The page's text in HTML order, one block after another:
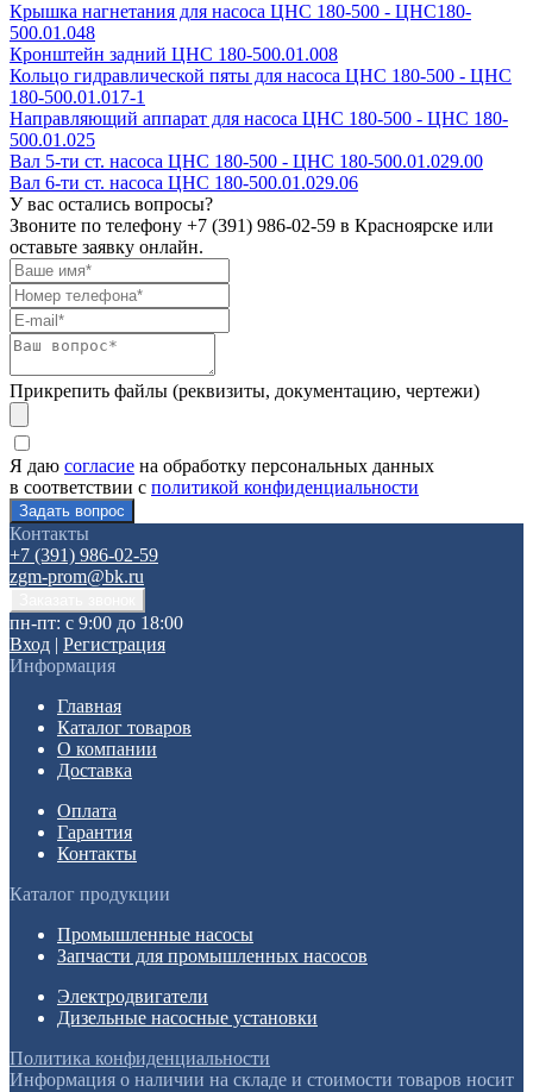
Крышка нагнетания для насоса ЦНС 180-500 - ЦНС180-
500.01.048
Кронштейн задний ЦНС 180-500.01.008
Кольцо гидравлической пяты для насоса ЦНС 180-500 - ЦНС
180-500.01.017-1
Направляющий аппарат для насоса ЦНС 180-500 - ЦНС 180-
500.01.025
Вал 5-ти ст. насоса ЦНС 180-500 - ЦНС 180-500.01.029.00
Вал 6-ти ст. насоса ЦНС 180-500.01.029.06
У вас остались вопросы?
Звоните по телефону +7 (391) 986-02-59 в Красноярске или
оставьте заявку онлайн.
Прикрепить файлы (реквизиты, документацию, чертежи)
Я даю согласие на обработку персональных данных
в соответствии с политикой конфиденциальности
Контакты
+7 (391) 986-02-59
zgm-prom@bk.ru
пн-пт: с 9:00 до 18:00
Вход | Регистрация
Информация
Главная
Каталог товаров
О компании
Доставка
Оплата
Гарантия
Контакты
Каталог продукции
Промышленные насосы
Запчасти для промышленных насосов
Электродвигатели
Дизельные насосные установки
Политика конфиденциальности
Информация о наличии на складе и стоимости товаров носит